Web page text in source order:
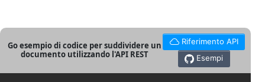
Go esempio di codice per suddividere un
documento utilizzando l'API REST
Riferimento API
Esempi